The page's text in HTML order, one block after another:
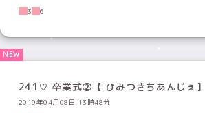
3
6
241♡ 卒業式②【 ひみつきちあんじぇ】
2019年04月08日 13時48分